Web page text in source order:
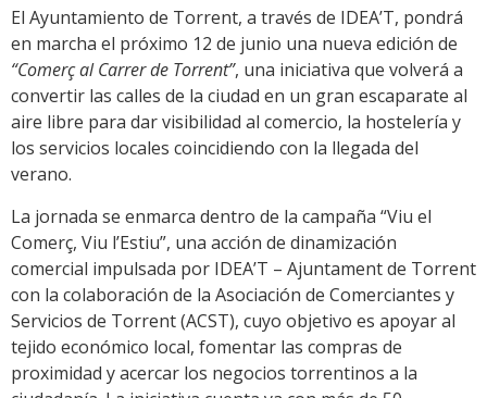
El Ayuntamiento de Torrent, a través de IDEA’T, pondrá
en marcha el próximo 12 de junio una nueva edición de
“Comerç al Carrer de Torrent”, una iniciativa que volverá a
convertir las calles de la ciudad en un gran escaparate al
aire libre para dar visibilidad al comercio, la hostelería y
los servicios locales coincidiendo con la llegada del
verano.
La jornada se enmarca dentro de la campaña “Viu el
Comerç, Viu l’Estiu”, una acción de dinamización
comercial impulsada por IDEA’T – Ajuntament de Torrent
con la colaboración de la Asociación de Comerciantes y
Servicios de Torrent (ACST), cuyo objetivo es apoyar al
tejido económico local, fomentar las compras de
proximidad y acercar los negocios torrentinos a la